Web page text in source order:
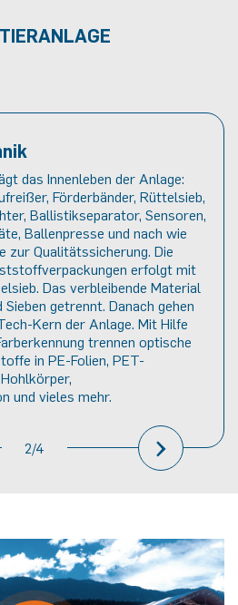
das Innenleben der Anlage:
Förderbänder, Rüttelsieb,
Ballistikseparator, Sensoren,
Ballenpresse und nach wie
zur Qualitätssicherung. Die
erfolgt mit
Das verbleibende Material
getrennt. Danach gehen
Kern der Anlage. Mit Hilfe
trennen optische
in PE-Folien, PET-
und vieles mehr.
›
2/4